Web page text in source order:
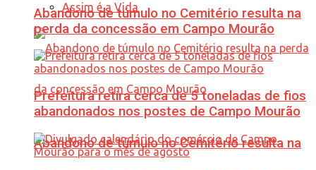
Assim é a Vida
Abandono de túmulo no Cemitério resulta na
Abandono de túmulo no Cemitério resulta na
perda da concessão em Campo Mourão
Prefeitura retira cerca de 5 toneladas de fios
abandonados nos postes de Campo Mourão